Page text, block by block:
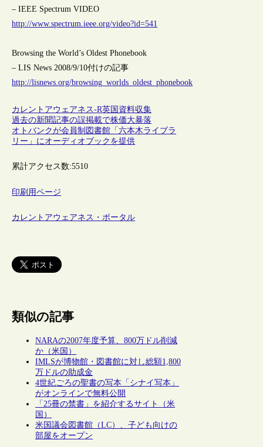
– IEEE Spectrum VIDEO
http://www.spectrum.ieee.org/video?id=541
Browsing the World’s Oldest Phonebook
– LIS News 2008/9/10付けの記事
http://lisnews.org/browsing_worlds_oldest_phonebook
カレントアウェアネス-R英国 資料収集
過去の新聞記事の誤掲載で株価大暴落
オトバンクが会員制図書館「六本木ライブラ
リー」にオーディオブックを提供
累計アクセス数:5510
印刷用ページ
カレントアウェアネス・ポータル
類似の記事
NARAの2007年度予算、800万ドル削減
か（米国）
IMLSが博物館・図書館に対し総額1,800
万ドルの助成金
4世紀ごろの聖書の写本「シナイ写本」
がオンラインで無料公開
「25冊の禁書」を紹介するサイト（米
国）
米国議会図書館（LC）、子ども向けの
部屋をオープン